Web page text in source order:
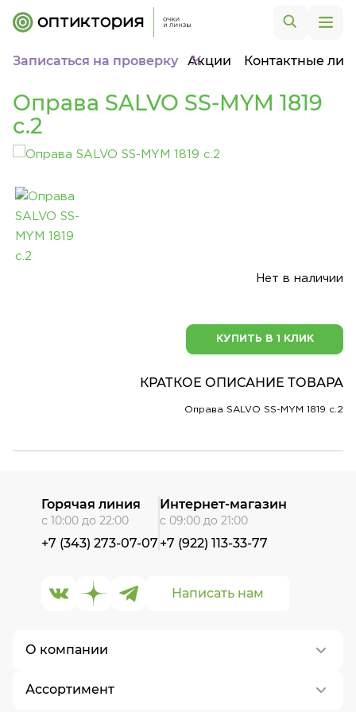
Записаться на проверку Акции Контактные
Оправа SALVO SS-MYM 1819
c.2
Нет в наличии
КУПИТЬ В 1 КЛИК
КРАТКОЕ ОПИСАНИЕ ТОВАРА
Оправа SALVO SS-MYM 1819 c.2
О компании
О нас
Ассортимент
Написать нам
Горячая линия
с 10:00 до 22:00
+7 (343) 273-07-07
Интернет-магазин
с 09:00 до 21:00
+7 (922) 113-33-77